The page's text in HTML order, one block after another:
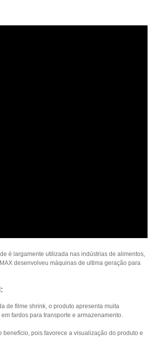
é largamente utilizada nas indústrias de alimentos,
desenvolveu máquinas de ultima geração para
de filme shrink, o produto apresenta muita
fardos para transporte e armazenamento.
benefício, pois favorece a visualização do produto e